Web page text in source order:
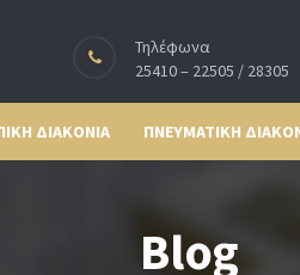
Τηλέφωνα
25410 – 22505 / 28305
ΔΙΑΚΟΝΙΑ ΠΝΕΥΜΑΤΙΚΗ
Blog